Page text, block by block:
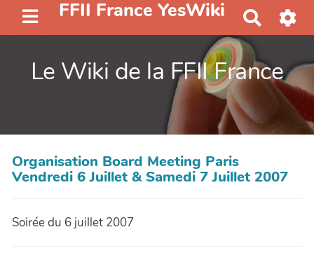
FFII France YesWiki
e
h
e
c
h
r
Le Wiki de la FFII France
Organisation Board Meeting Paris
Vendredi 6 Juillet & Samedi 7 Juillet 2007
Soirée du 6 juillet 2007